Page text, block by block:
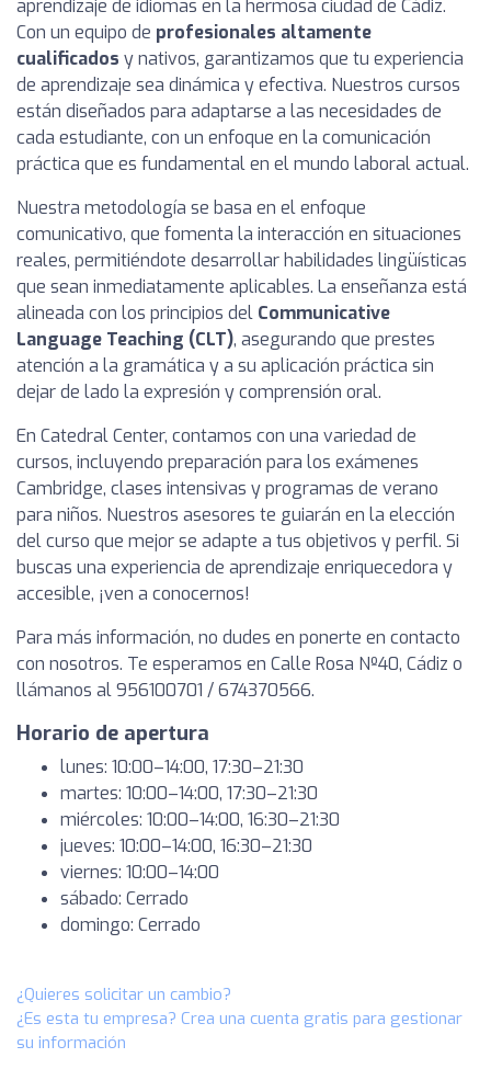
aprendizaje de idiomas en la hermosa ciudad de Cádiz.
Con un equipo de profesionales altamente
cualificados y nativos, garantizamos que tu experiencia
de aprendizaje sea dinámica y efectiva. Nuestros cursos
están diseñados para adaptarse a las necesidades de
cada estudiante, con un enfoque en la comunicación
práctica que es fundamental en el mundo laboral actual.
Nuestra metodología se basa en el enfoque
comunicativo, que fomenta la interacción en situaciones
reales, permitiéndote desarrollar habilidades lingüísticas
que sean inmediatamente aplicables. La enseñanza está
alineada con los principios del Communicative
Language Teaching (CLT), asegurando que prestes
atención a la gramática y a su aplicación práctica sin
dejar de lado la expresión y comprensión oral.
En Catedral Center, contamos con una variedad de
cursos, incluyendo preparación para los exámenes
Cambridge, clases intensivas y programas de verano
para niños. Nuestros asesores te guiarán en la elección
del curso que mejor se adapte a tus objetivos y perfil. Si
buscas una experiencia de aprendizaje enriquecedora y
accesible, ¡ven a conocernos!
Para más información, no dudes en ponerte en contacto
con nosotros. Te esperamos en Calle Rosa Nº40, Cádiz o
llámanos al 956100701 / 674370566.
Horario de apertura
lunes: 10:00–14:00, 17:30–21:30
martes: 10:00–14:00, 17:30–21:30
miércoles: 10:00–14:00, 16:30–21:30
jueves: 10:00–14:00, 16:30–21:30
viernes: 10:00–14:00
sábado: Cerrado
domingo: Cerrado
¿Quieres solicitar un cambio?
¿Es esta tu empresa? Crea una cuenta gratis para gestionar
su información